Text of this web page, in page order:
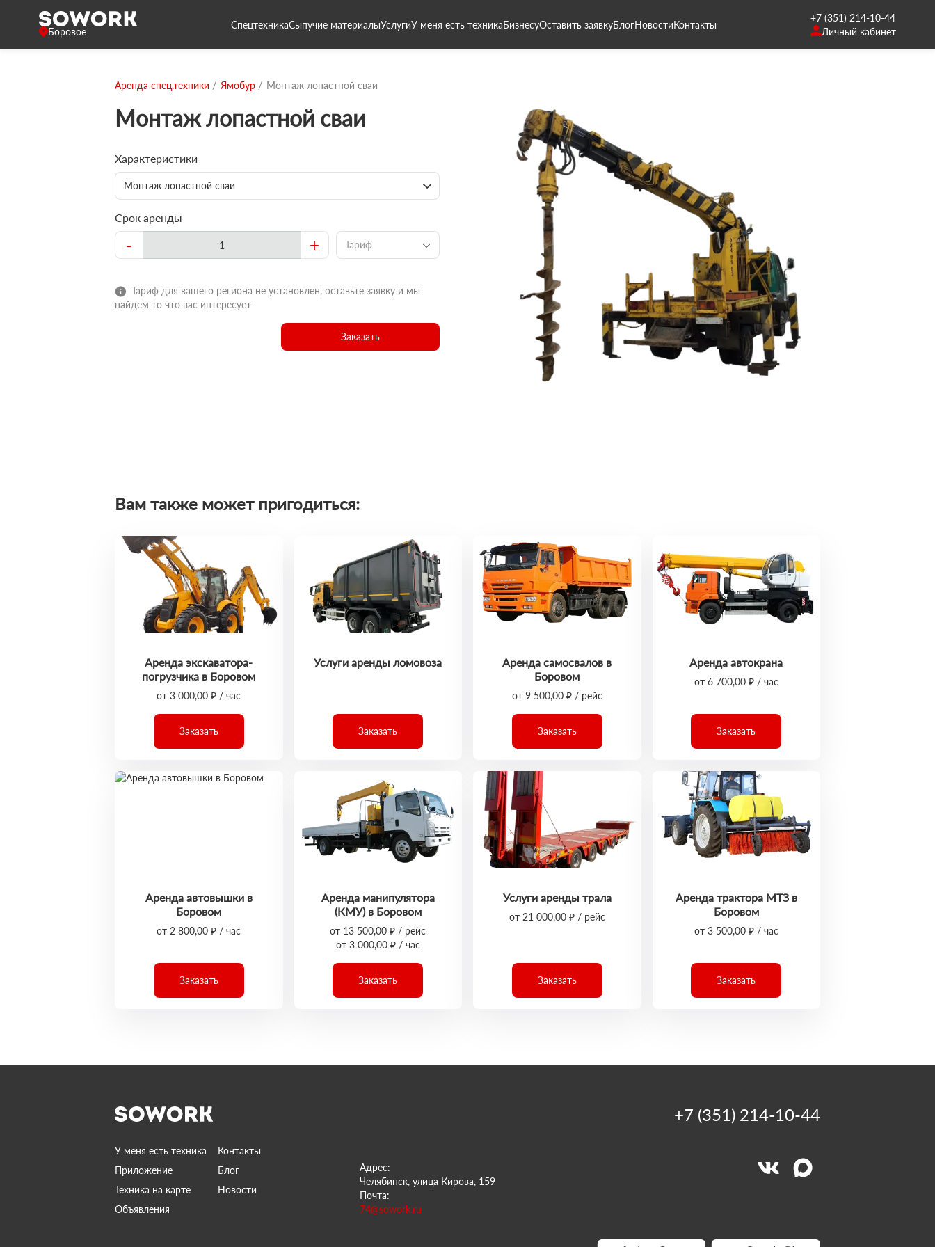
Боровое
СпецтехникаСыпучие материалыУслугиУ меня есть техникаБизнесуОставить заявкуБлогНовостиКонтакты
+7 (351) 214-10-44
Личный кабинет
Аренда спец.техники Ямобур Монтаж лопастной сваи
Монтаж лопастной сваи
Характеристики
Монтаж лопастной сваи
Срок аренды
- + Тариф
Тариф для вашего региона не установлен, оставьте заявку и мы
найдем то что вас интересует
Заказать
Вам также может пригодиться:
Аренда экскаватора-
погрузчика в Боровом
от 3 000,00 ₽ / час
Заказать
Услуги аренды ломовоза
Заказать
Аренда самосвалов в
Боровом
от 9 500,00 ₽ / рейс
Заказать
Аренда автокрана
от 6 700,00 ₽ / час
Заказать
Аренда автовышки в
Боровом
от 2 800,00 ₽ / час
Заказать
Аренда манипулятора
(КМУ) в Боровом
от 13 500,00 ₽ / рейс
от 3 000,00 ₽ / час
Заказать
Услуги аренды трала
от 21 000,00 ₽ / рейс
Заказать
Аренда трактора МТЗ в
Боровом
от 3 500,00 ₽ / час
Заказать
У меня есть техника
Контакты
Приложение
Блог
Техника на карте
Новости
Объявления
Адрес:
Челябинск, улица Кирова, 159
Почта:
74@sowork.ru
+7 (351) 214-10-44